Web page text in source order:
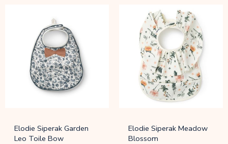
Elodie Siperak Garden
Leo Toile Bow
Elodie Siperak Meadow
Blossom